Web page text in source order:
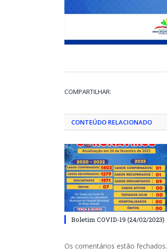
COMPARTILHAR:
CONTEÚDO RELACIONADO
Boletim COVID-19 (24/02/2023)
Os comentários estão fechados.